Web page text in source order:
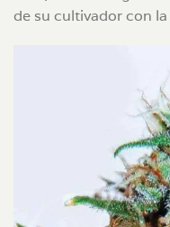
de su cultivador con